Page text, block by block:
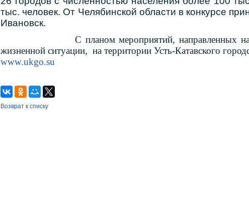
тыс. человек. От Челябинской области в конкурсе
Ивановск.
С планом мероприятий, направленных
жизненной ситуации, на территории Усть-Катавского
www.ukgo.su
Возврат к списку